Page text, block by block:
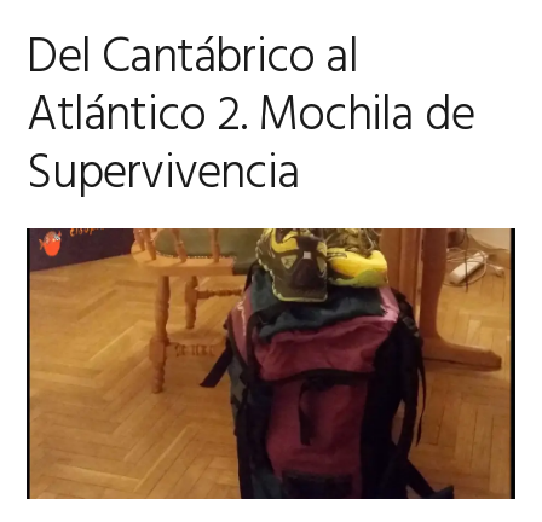
Del Cantábrico al
Atlántico 2. Mochila de
Supervivencia